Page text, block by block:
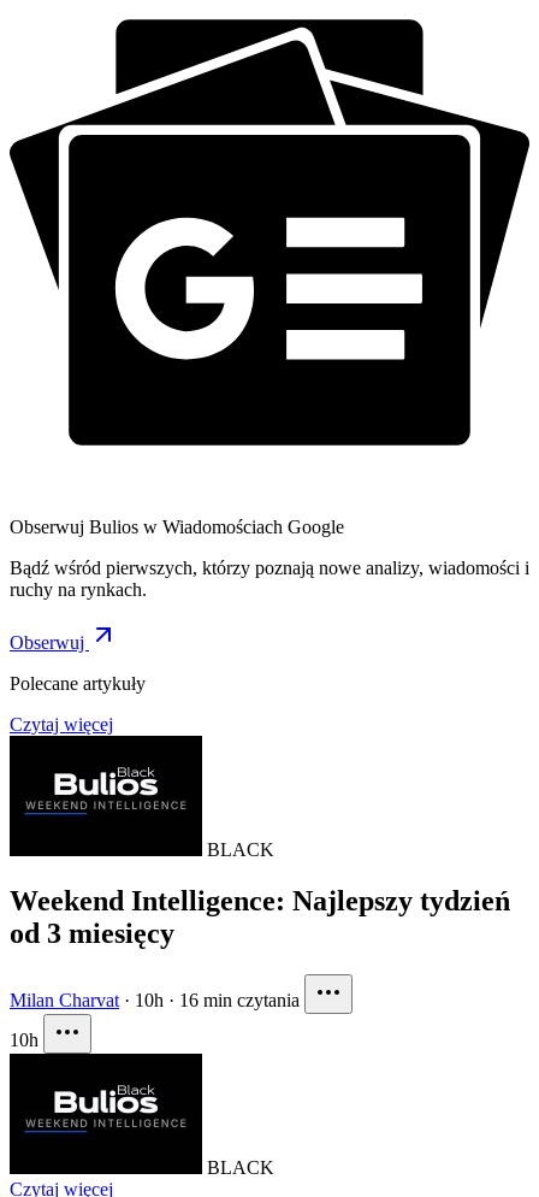
Obserwuj Bulios w Wiadomościach Google
Bądź wśród pierwszych, którzy poznają nowe analizy, wiadomości i
ruchy na rynkach.
Obserwuj
Polecane artykuły
Czytaj więcej
BLACK
Weekend Intelligence: Najlepszy tydzień
od 3 miesięcy
Milan Charvat · 10h · 16 min czytania
10h
BLACK
Czytaj więcej